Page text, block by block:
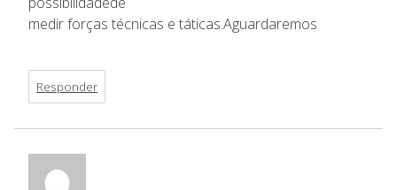
medir forças técnicas e táticas.Aguardaremos
Responder